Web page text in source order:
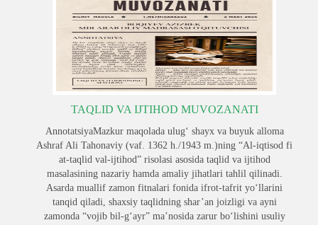
TAQLID VA IJTIHOD MUVOZANATI
AnnotatsiyaMazkur maqolada ulug‘ shayx va buyuk alloma
Ashraf Ali Tahonaviy (vaf. 1362 h./1943 m.)ning “Al-iqtisod fi
at-taqlid val-ijtihod” risolasi asosida taqlid va ijtihod
masalasining nazariy hamda amaliy jihatlari tahlil qilinadi.
Asarda muallif zamon fitnalari fonida ifrot-tafrit yo‘llarini
tanqid qiladi, shaxsiy taqlidning shar’an joizligi va ayni
zamonda “vojib bil-g‘ayr” ma’nosida zarur bo‘lishini usuliy